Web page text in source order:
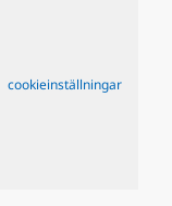
cookieinställningar